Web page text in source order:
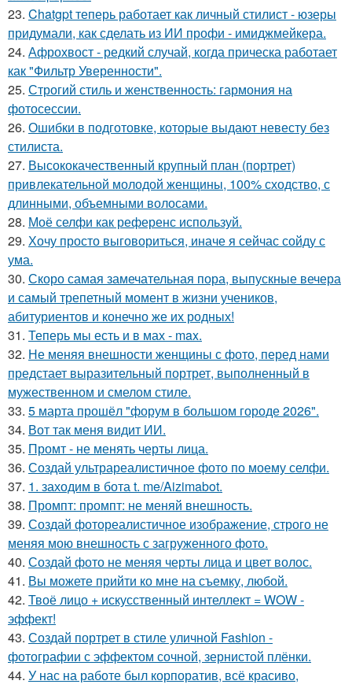
23. Chatgpt теперь работает как личный стилист - юзеры
придумали, как сделать из ИИ профи - имиджмейкера.
24. Афрохвост - редкий случай, когда прическа работает
как "Фильтр Уверенности".
25. Строгий стиль и женственность: гармония на
фотосессии.
26. Ошибки в подготовке, которые выдают невесту без
стилиста.
27. Высококачественный крупный план (портрет)
привлекательной молодой женщины, 100% сходство, с
длинными, объемными волосами.
28. Моё селфи как референс используй.
29. Хочу просто выговориться, иначе я сейчас сойду с
ума.
30. Скоро самая замечательная пора, выпускные вечера
и самый трепетный момент в жизни учеников,
абитуриентов и конечно же их родных!
31. Теперь мы есть и в мах - max.
32. Не меняя внешности женщины с фото, перед нами
предстает выразительный портрет, выполненный в
мужественном и смелом стиле.
33. 5 марта прошёл "форум в большом городе 2026".
34. Вот так меня видит ИИ.
35. Промт - не менять черты лица.
36. Создай ультрареалистичное фото по моему селфи.
37. 1. заходим в бота t. me/Aizimabot.
38. Промпт: промпт: не меняй внешность.
39. Создай фотореалистичное изображение, строго не
меняя мою внешность с загруженного фото.
40. Создай фото не меняя черты лица и цвет волос.
41. Вы можете прийти ко мне на съемку, любой.
42. Твоё лицо + искусственный интеллект = WOW -
эффект!
43. Создай портрет в стиле уличной Fashion -
фотографии с эффектом сочной, зернистой плёнки.
44. У нас на работе был корпоратив, всё красиво,